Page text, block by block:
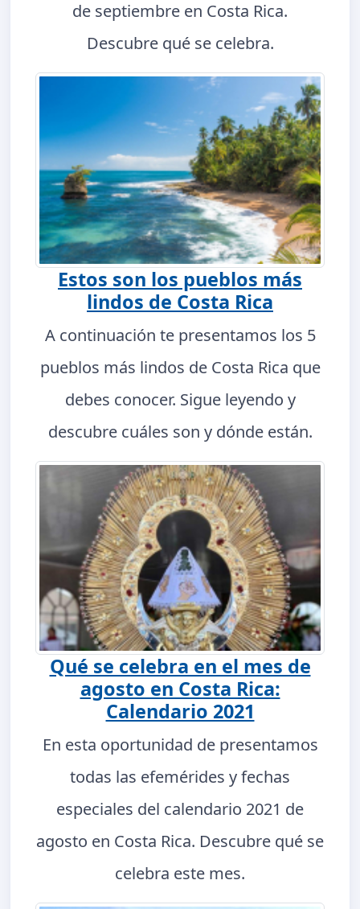
de septiembre en Costa Rica.
Descubre qué se celebra.
Estos son los pueblos más
lindos de Costa Rica
A continuación te presentamos los 5
pueblos más lindos de Costa Rica que
debes conocer. Sigue leyendo y
descubre cuáles son y dónde están.
Qué se celebra en el mes de
agosto en Costa Rica:
Calendario 2021
En esta oportunidad de presentamos
todas las efemérides y fechas
especiales del calendario 2021 de
agosto en Costa Rica. Descubre qué se
celebra este mes.